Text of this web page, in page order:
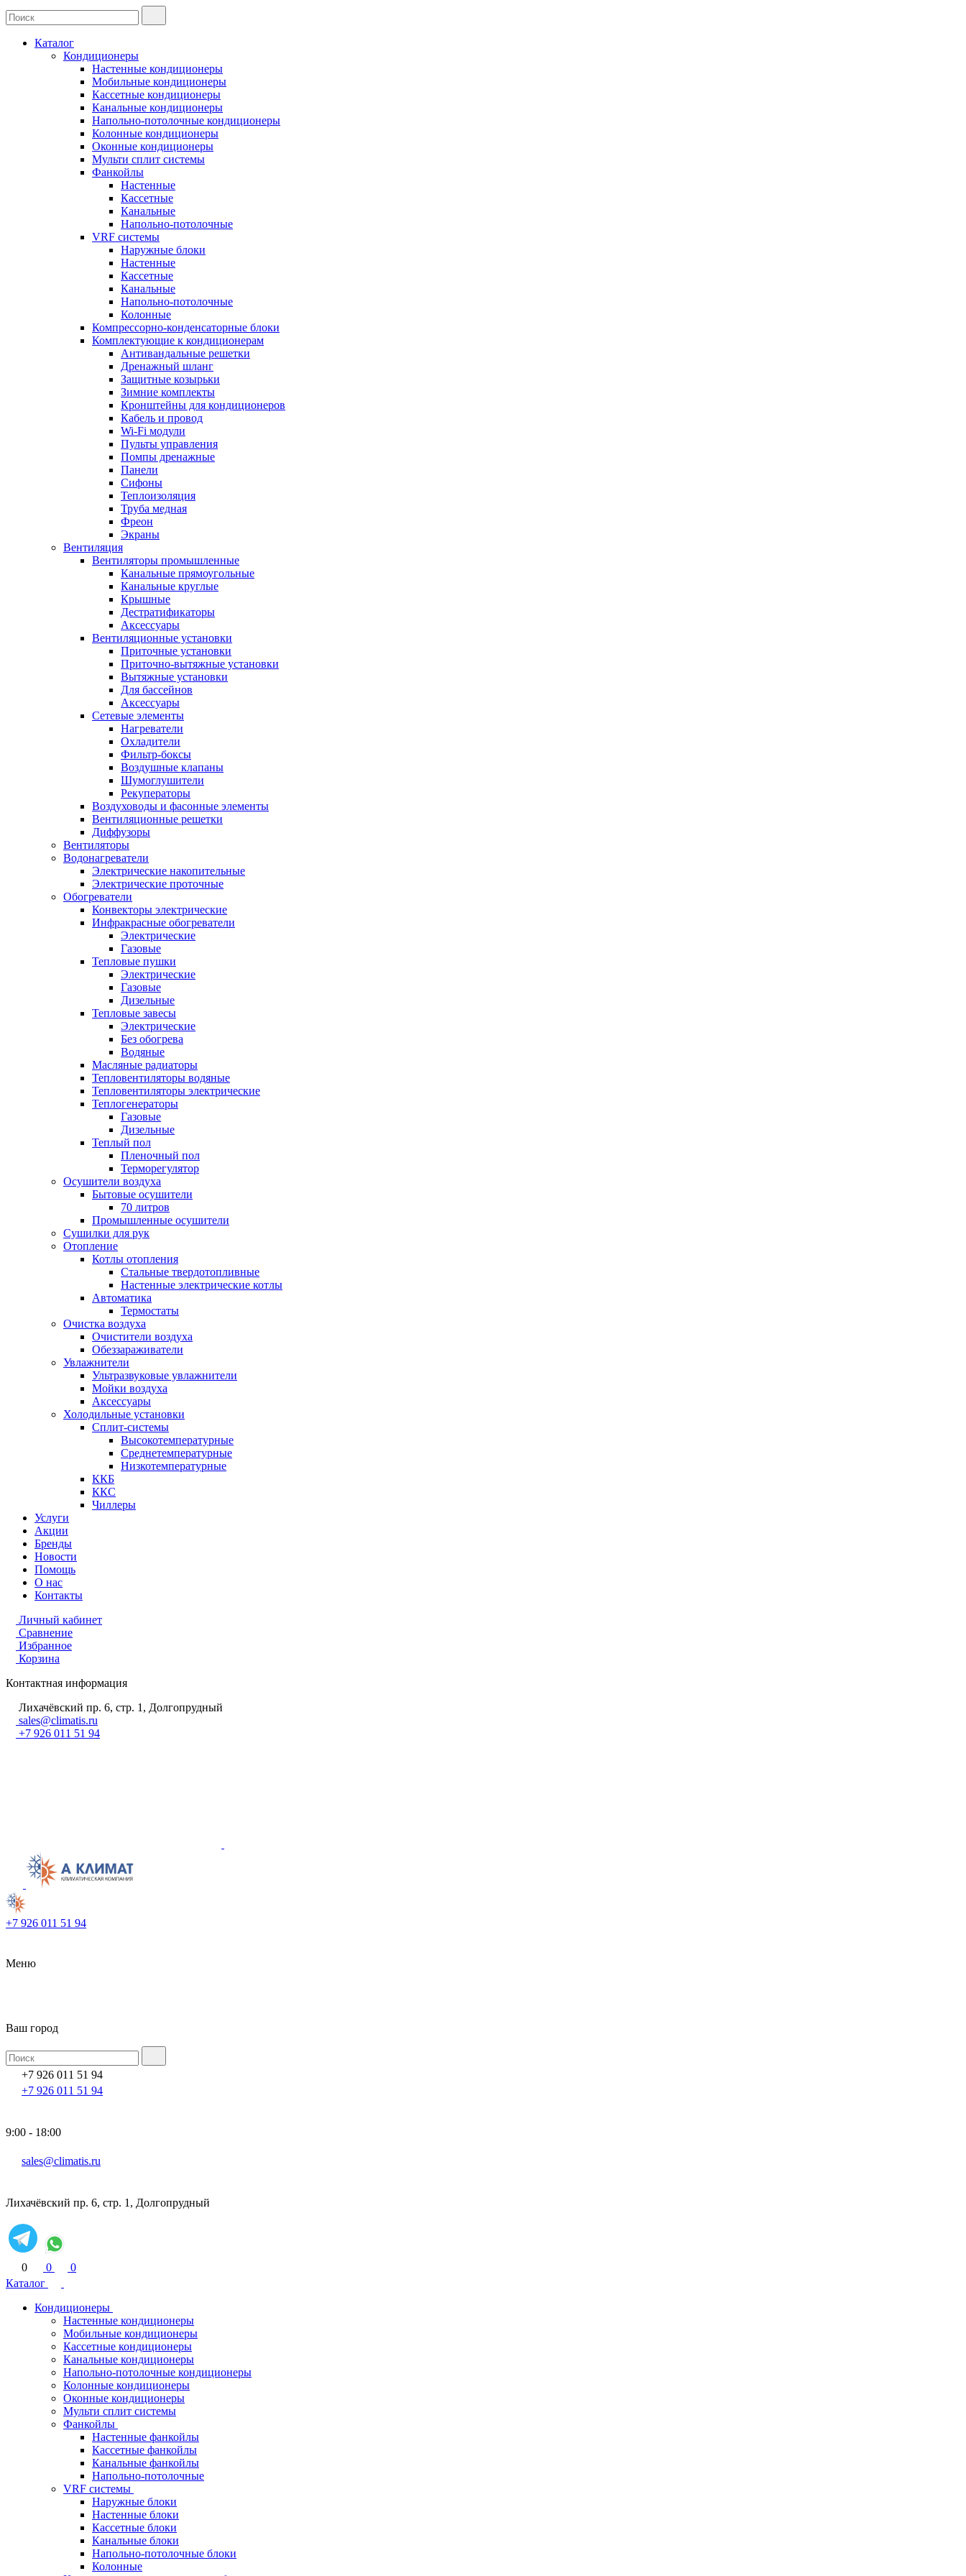
Каталог
Кондиционеры
Настенные кондиционеры
Мобильные кондиционеры
Кассетные кондиционеры
Канальные кондиционеры
Напольно-потолочные кондиционеры
Колонные кондиционеры
Оконные кондиционеры
Мульти сплит системы
Фанкойлы
Настенные
Кассетные
Канальные
Напольно-потолочные
VRF системы
Наружные блоки
Настенные
Кассетные
Канальные
Напольно-потолочные
Колонные
Компрессорно-конденсаторные блоки
Комплектующие к кондиционерам
Антивандальные решетки
Дренажный шланг
Защитные козырьки
Зимние комплекты
Кронштейны для кондиционеров
Кабель и провод
Wi-Fi модули
Пульты управления
Помпы дренажные
Панели
Сифоны
Теплоизоляция
Труба медная
Фреон
Экраны
Вентиляция
Вентиляторы промышленные
Канальные прямоугольные
Канальные круглые
Крышные
Дестратификаторы
Аксессуары
Вентиляционные установки
Приточные установки
Приточно-вытяжные установки
Вытяжные установки
Для бассейнов
Аксессуары
Сетевые элементы
Нагреватели
Охладители
Фильтр-боксы
Воздушные клапаны
Шумоглушители
Рекуператоры
Воздуховоды и фасонные элементы
Вентиляционные решетки
Диффузоры
Вентиляторы
Водонагреватели
Электрические накопительные
Электрические проточные
Обогреватели
Конвекторы электрические
Инфракрасные обогреватели
Электрические
Газовые
Тепловые пушки
Электрические
Газовые
Дизельные
Тепловые завесы
Электрические
Без обогрева
Водяные
Масляные радиаторы
Тепловентиляторы водяные
Тепловентиляторы электрические
Теплогенераторы
Газовые
Дизельные
Теплый пол
Пленочный пол
Терморегулятор
Осушители воздуха
Бытовые осушители
70 литров
Промышленные осушители
Сушилки для рук
Отопление
Котлы отопления
Стальные твердотопливные
Настенные электрические котлы
Автоматика
Термостаты
Очистка воздуха
Очистители воздуха
Обеззараживатели
Увлажнители
Ультразвуковые увлажнители
Мойки воздуха
Аксессуары
Холодильные установки
Сплит-системы
Высокотемпературные
Среднетемпературные
Низкотемпературные
ККБ
ККС
Чиллеры
Услуги
Акции
Бренды
Новости
Помощь
О нас
Контакты
Личный кабинет
Сравнение
Избранное
Корзина
Контактная информация
Лихачёвский пр. 6, стр. 1, Долгопрудный
sales@climatis.ru
+7 926 011 51 94
+7 926 011 51 94
Меню
Ваш город
+7 926 011 51 94
+7 926 011 51 94
9:00 - 18:00
sales@climatis.ru
Лихачёвский пр. 6, стр. 1, Долгопрудный
0 0
0
Каталог
Кондиционеры
Настенные кондиционеры
Мобильные кондиционеры
Кассетные кондиционеры
Канальные кондиционеры
Напольно-потолочные кондиционеры
Колонные кондиционеры
Оконные кондиционеры
Мульти сплит системы
Фанкойлы
Настенные фанкойлы
Кассетные фанкойлы
Канальные фанкойлы
Напольно-потолочные
VRF системы
Наружные блоки
Настенные блоки
Кассетные блоки
Канальные блоки
Напольно-потолочные блоки
Колонные